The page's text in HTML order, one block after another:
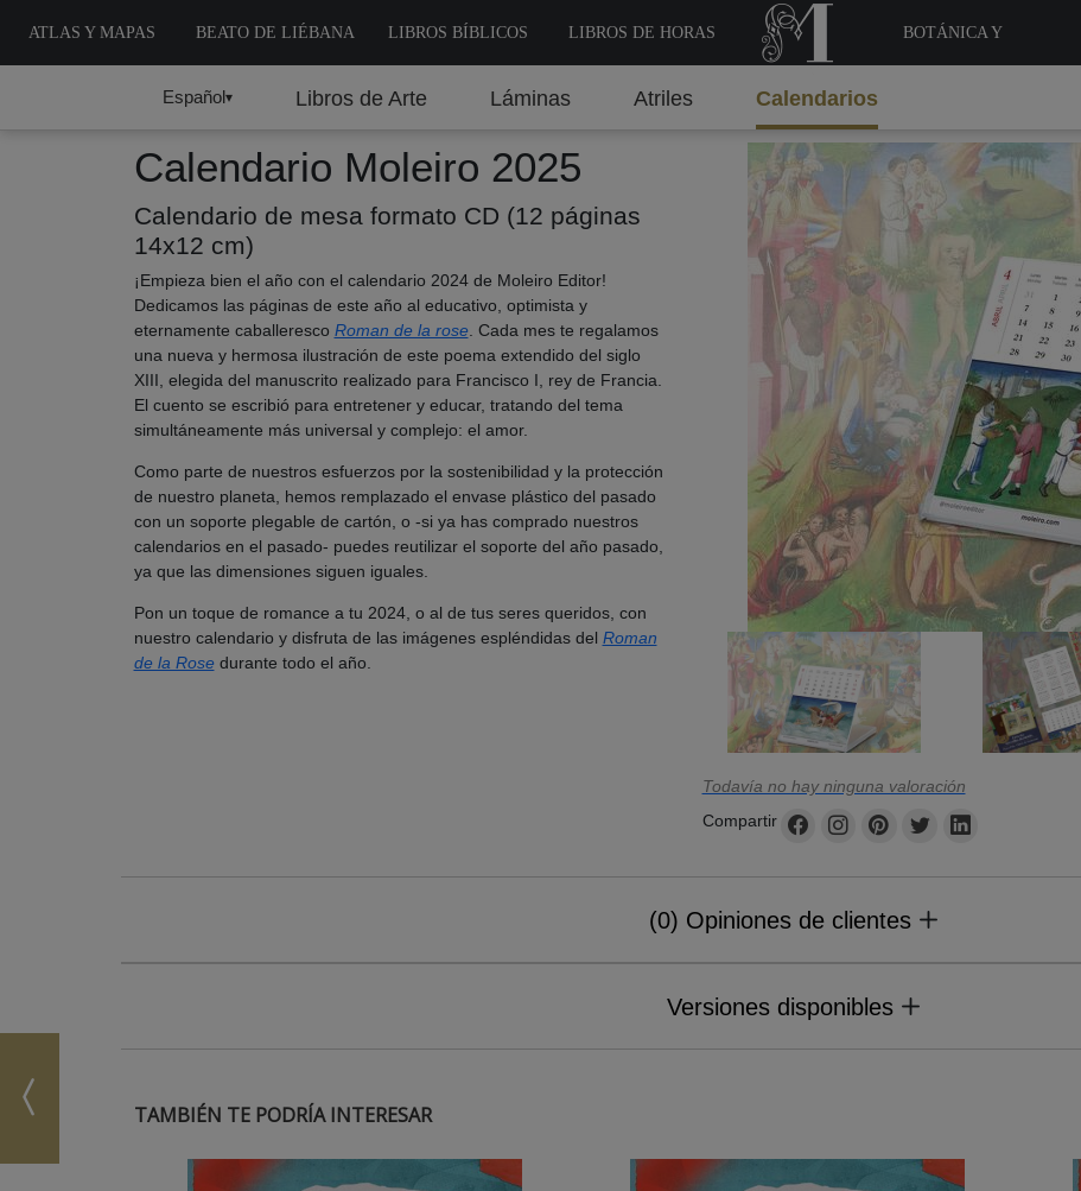
ATLAS Y MAPAS BEATO DE LIÉBANA LIBROS BÍBLICOS LIBROS DE HORAS BOTÁNICA Y
Español▾ Libros de Arte Láminas Atriles Calendarios
Calendario Moleiro 2025
Calendario de mesa formato CD (12 páginas
14x12 cm)
¡Empieza bien el año con el calendario 2024 de Moleiro Editor!
Dedicamos las páginas de este año al educativo, optimista y
eternamente caballeresco Roman de la rose. Cada mes te regalamos
una nueva y hermosa ilustración de este poema extendido del siglo
XIII, elegida del manuscrito realizado para Francisco I, rey de Francia.
El cuento se escribió para entretener y educar, tratando del tema
simultáneamente más universal y complejo: el amor.
Como parte de nuestros esfuerzos por la sostenibilidad y la protección
de nuestro planeta, hemos remplazado el envase plástico del pasado
con un soporte plegable de cartón, o -si ya has comprado nuestros
calendarios en el pasado- puedes reutilizar el soporte del año pasado,
ya que las dimensiones siguen iguales.
Pon un toque de romance a tu 2024, o al de tus seres queridos, con
nuestro calendario y disfruta de las imágenes espléndidas del Roman
de la Rose durante todo el año.
Todavía no hay ninguna valoración
Compartir
(0) Opiniones de clientes
Versiones disponibles
TAMBIÉN TE PODRÍA INTERESAR